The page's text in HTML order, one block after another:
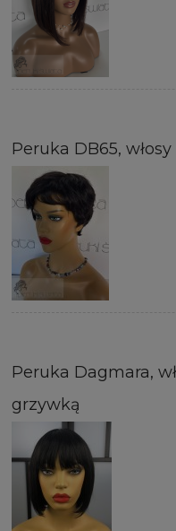
Peruka DB65,
Peruka Dagmara,
grzywką